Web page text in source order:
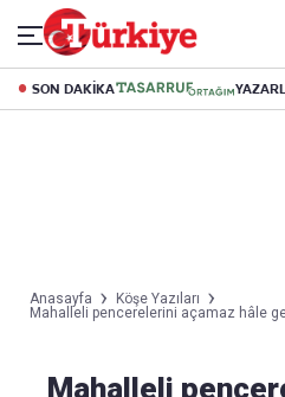
SON DAKİKA
Anasayfa
Köşe Yazıları
Mahalleli pencerelerini açamaz hâle
Mahalleli